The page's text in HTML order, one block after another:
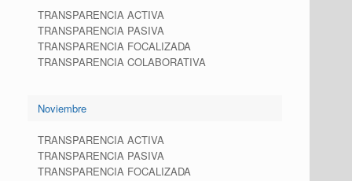
TRANSPARENCIA ACTIVA
TRANSPARENCIA PASIVA
TRANSPARENCIA FOCALIZADA
TRANSPARENCIA COLABORATIVA
Noviembre
TRANSPARENCIA ACTIVA
TRANSPARENCIA PASIVA
TRANSPARENCIA FOCALIZADA